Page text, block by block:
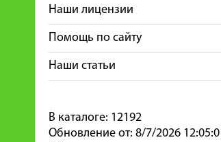
Наши лицензии
Помощь по сайту
Наши статьи
В каталоге: 12192
Обновление от: 8/7/2026